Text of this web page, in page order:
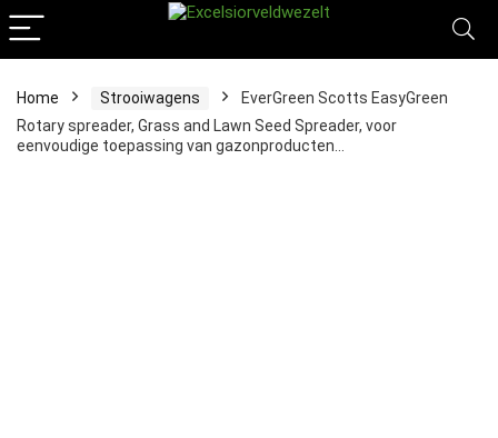
Home Strooiwagens
EverGreen Scotts EasyGreen
Rotary spreader, Grass and Lawn Seed Spreader, voor
eenvoudige toepassing van gazonproducten…